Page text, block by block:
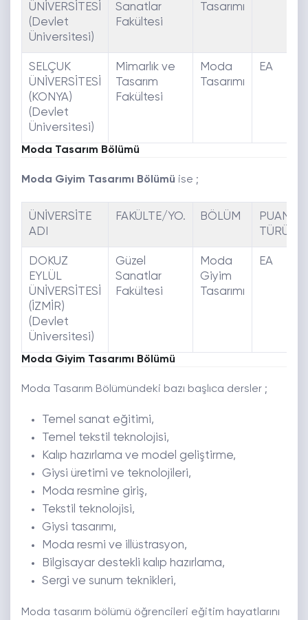
ÜNİVERSİTESİ
(Devlet
Üniversitesi)
Sanatlar
Fakültesi
Tasarımı
SELÇUK
ÜNİVERSİTESİ
(KONYA)
(Devlet
Üniversitesi)
Mimarlık ve
Tasarım
Fakültesi
Moda
Tasarımı
EA
Moda Tasarım Bölümü
Moda Giyim Tasarımı Bölümü ise ;
ÜNİVERSİTE
ADI
FAKÜLTE/YO. BÖLÜM
PUAN
TÜRÜ
DOKUZ
EYLÜL
ÜNİVERSİTESİ
(İZMİR)
(Devlet
Üniversitesi)
Güzel
Sanatlar
Fakültesi
Moda
Giyim
Tasarımı
EA
Moda Giyim Tasarımı Bölümü
Moda Tasarım Bölümündeki bazı başlıca dersler ;
Temel sanat eğitimi,
Temel tekstil teknolojisi,
Kalıp hazırlama ve model geliştirme,
Giysi üretimi ve teknolojileri,
Moda resmine giriş,
Tekstil teknolojisi,
Giysi tasarımı,
Moda resmi ve illüstrasyon,
Bilgisayar destekli kalıp hazırlama,
Sergi ve sunum teknikleri,
Moda tasarım bölümü öğrencileri eğitim hayatlarını